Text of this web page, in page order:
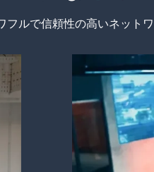
ルで信頼性の高いネット